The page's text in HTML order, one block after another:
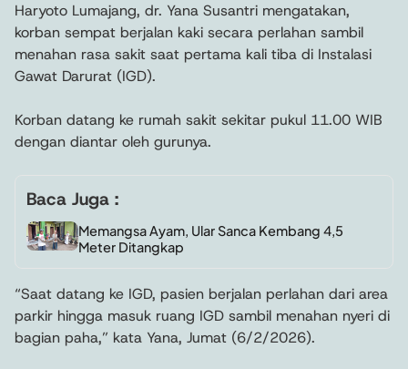
Haryoto Lumajang, dr. Yana Susantri mengatakan,
korban sempat berjalan kaki secara perlahan sambil
menahan rasa sakit saat pertama kali tiba di Instalasi
Gawat Darurat (IGD).
Korban datang ke rumah sakit sekitar pukul 11.00 WIB
dengan diantar oleh gurunya.
Baca Juga :
Memangsa Ayam, Ular Sanca Kembang 4,5
Meter Ditangkap
“Saat datang ke IGD, pasien berjalan perlahan dari area
parkir hingga masuk ruang IGD sambil menahan nyeri di
bagian paha,” kata Yana, Jumat (6/2/2026).